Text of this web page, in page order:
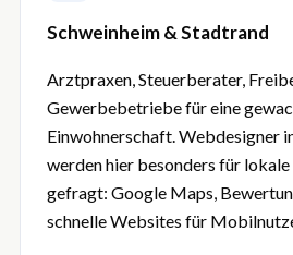
Schweinheim & Stadtrand
Arztpraxen, Steuerberater,
Gewerbebetriebe für eine
Einwohnerschaft. Webdesigner
werden hier besonders für
gefragt: Google Maps,
schnelle Websites für